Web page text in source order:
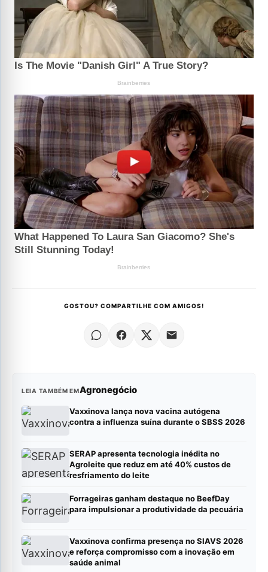
GOSTOU? COMPARTILHE COM AMIGOS!
LEIA TAMBÉM EMAgronegócio
Vaxxinova lança nova vacina autógena
contra a influenza suína durante o SBSS 2026
SERAP apresenta tecnologia inédita no
Agroleite que reduz em até 40% custos de
resfriamento do leite
Forrageiras ganham destaque no BeefDay
para impulsionar a produtividade da pecuária
Vaxxinova confirma presença no SIAVS 2026
e reforça compromisso com a inovação em
saúde animal